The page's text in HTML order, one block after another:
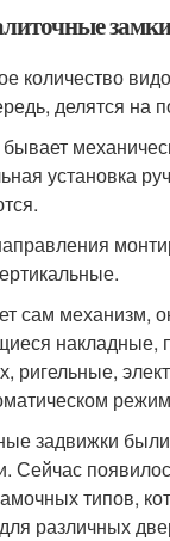
замки
количество
делятся на
установка
сам механизм,
накладные,
ригельные,
задвижки
Сейчас
типов,
различных